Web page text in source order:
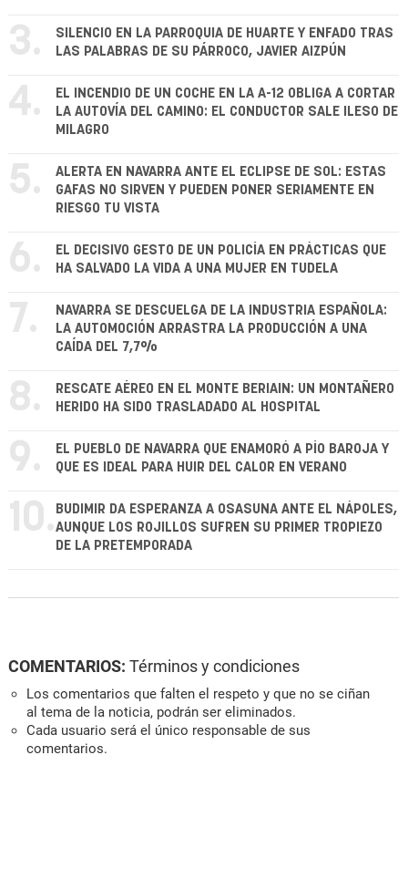
3.
SILENCIO EN LA PARROQUIA DE HUARTE Y ENFADO TRAS
LAS PALABRAS DE SU PÁRROCO, JAVIER AIZPÚN
4.
EL INCENDIO DE UN COCHE EN LA A-12 OBLIGA A CORTAR
LA AUTOVÍA DEL CAMINO: EL CONDUCTOR SALE ILESO DE
MILAGRO
5.
ALERTA EN NAVARRA ANTE EL ECLIPSE DE SOL: ESTAS
GAFAS NO SIRVEN Y PUEDEN PONER SERIAMENTE EN
RIESGO TU VISTA
6.
EL DECISIVO GESTO DE UN POLICÍA EN PRÁCTICAS QUE
HA SALVADO LA VIDA A UNA MUJER EN TUDELA
7.
NAVARRA SE DESCUELGA DE LA INDUSTRIA ESPAÑOLA:
LA AUTOMOCIÓN ARRASTRA LA PRODUCCIÓN A UNA
CAÍDA DEL 7,7%
8.
RESCATE AÉREO EN EL MONTE BERIAIN: UN MONTAÑERO
HERIDO HA SIDO TRASLADADO AL HOSPITAL
9.
EL PUEBLO DE NAVARRA QUE ENAMORÓ A PÍO BAROJA Y
QUE ES IDEAL PARA HUIR DEL CALOR EN VERANO
10. BUDIMIR DA ESPERANZA A OSASUNA ANTE EL NÁPOLES,
AUNQUE LOS ROJILLOS SUFREN SU PRIMER TROPIEZO
DE LA PRETEMPORADA
COMENTARIOS: Términos y condiciones
Los comentarios que falten el respeto y que no se ciñan
al tema de la noticia, podrán ser eliminados.
Cada usuario será el único responsable de sus
comentarios.